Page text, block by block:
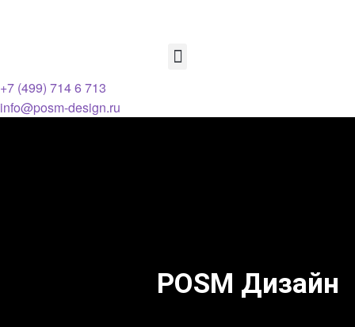
+7 (499) 714 6 713
info@posm-design.ru
POSM Дизайн